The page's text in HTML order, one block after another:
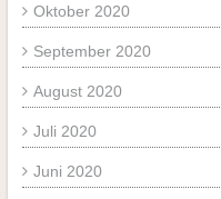
Oktober 2020
September 2020
August 2020
Juli 2020
Juni 2020